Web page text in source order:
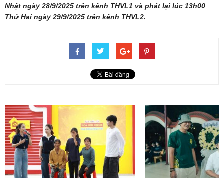
Nhật ngày 28/9/2025 trên kênh THVL1 và phát lại lúc 13h00
Thứ Hai ngày 29/9/2025 trên kênh THVL2.